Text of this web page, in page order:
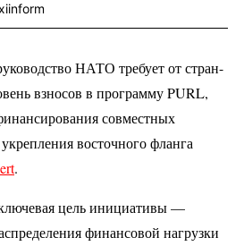
НАТО требует от стран-
взносов в программу PURL,
совместных
восточного фланга
.
цель инициативы —
финансовой нагрузки